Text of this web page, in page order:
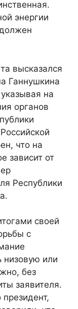
энергии
высказался
Ганнушкина
на
органов
что на
зависит от
Республики
своей
с
низовую или
без
заявителя.